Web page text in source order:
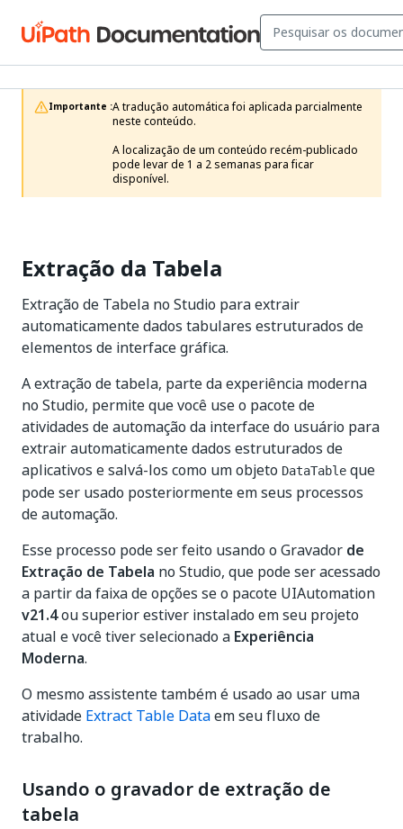
Importante :A tradução automática foi aplicada parcialmente
neste conteúdo.
A localização de um conteúdo recém-publicado
pode levar de 1 a 2 semanas para ficar
disponível.
Extração da Tabela
Extração de Tabela no Studio para extrair
automaticamente dados tabulares estruturados de
elementos de interface gráfica.
A extração de tabela, parte da experiência moderna
no Studio, permite que você use o pacote de
atividades de automação da interface do usuário para
extrair automaticamente dados estruturados de
aplicativos e salvá-los como um objeto DataTable que
pode ser usado posteriormente em seus processos
de automação.
Esse processo pode ser feito usando o Gravador de
Extração de Tabela no Studio, que pode ser acessado
a partir da faixa de opções se o pacote UIAutomation
v21.4ou superior estiver instalado em seu projeto
atual e você tiver selecionado a Experiência
Moderna.
O mesmo assistente também é usado ao usar uma
atividade Extract Table Dataem seu fluxo de
trabalho.
Usando o gravador de extração de
tabela